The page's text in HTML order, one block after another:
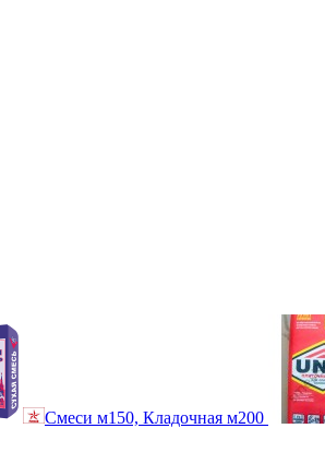
Смеси м150, Кладочная м200